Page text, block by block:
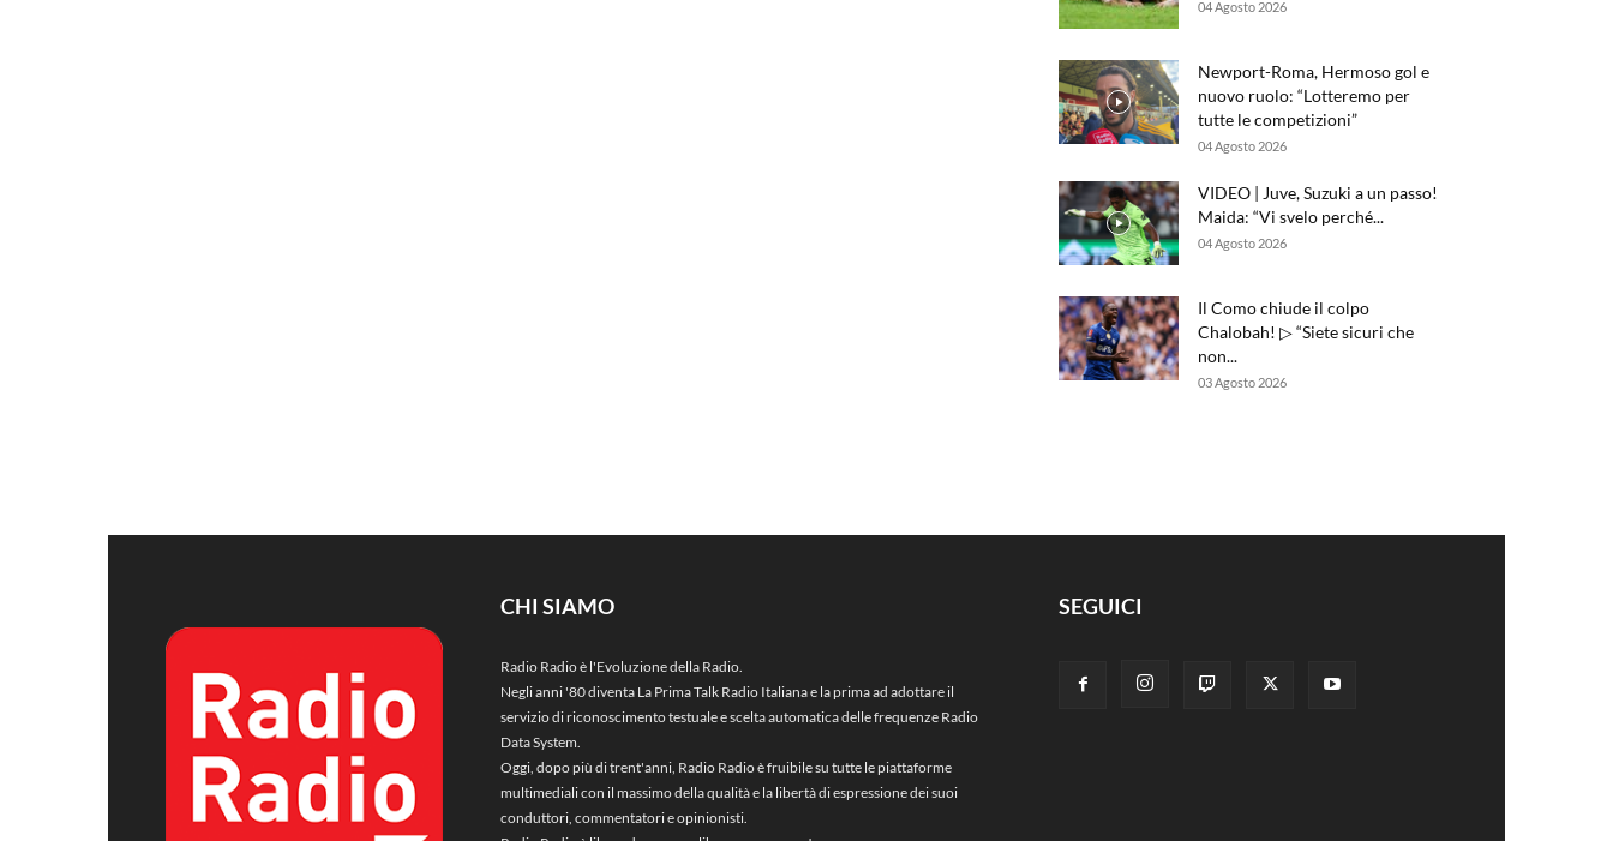
04 Agosto 2026
Newport-Roma, Hermoso gol e
nuovo ruolo: “Lotteremo per
tutte le competizioni”
04 Agosto 2026
VIDEO | Juve, Suzuki a un passo!
Maida: “Vi svelo perché...
04 Agosto 2026
Il Como chiude il colpo
Chalobah! ▷ “Siete sicuri che
non...
03 Agosto 2026
CHI SIAMO
Radio Radio è l'Evoluzione della Radio.
Negli anni '80 diventa La Prima Talk Radio Italiana e la prima ad adottare il
servizio di riconoscimento testuale e scelta automatica delle frequenze Radio
Data System.
Oggi, dopo più di trent'anni, Radio Radio è fruibile su tutte le piattaforme
multimediali con il massimo della qualità e la libertà di espressione dei suoi
conduttori, commentatori e opinionisti.
SEGUICI